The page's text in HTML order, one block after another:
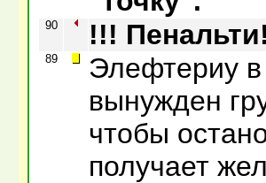
90 !!!
89
Элефтериу
вынужден
чтобы
получает